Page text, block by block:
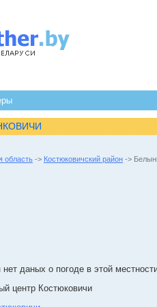
область -> Костюковичский район ->
даных о погоде в этой
центр Костюковичи